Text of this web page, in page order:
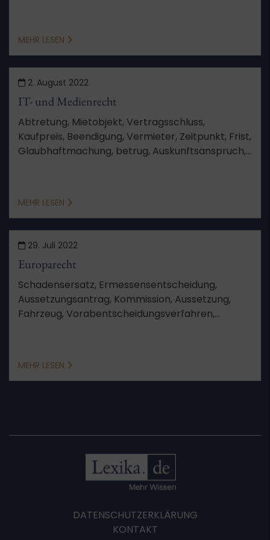
MEHR LESEN
2. August 2022
IT- und Medienrecht
Abtretung, Mietobjekt, Vertragsschluss,
Kaufpreis, Beendigung, Vermieter, Zeitpunkt, Frist,
Glaubhaftmachung, betrug, Auskunftsanspruch,
MEHR LESEN
29. Juli 2022
Europarecht
Schadensersatz, Ermessensentscheidung,
Aussetzungsantrag, Kommission, Aussetzung,
Fahrzeug, Vorabentscheidungsverfahren,
MEHR LESEN
DATENSCHUTZERKLÄRUNG
KONTAKT